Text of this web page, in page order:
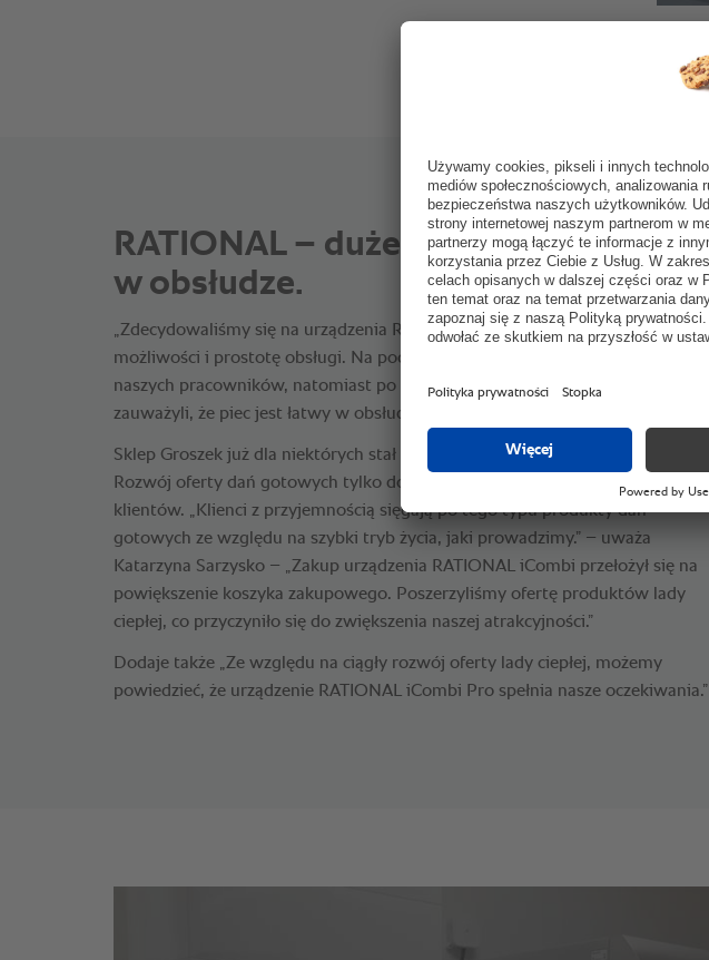
RATIONAL – duże możliwości i łatwy
w obsłudze.
„Zdecydowaliśmy się na urządzenia RATIONAL ze względu na ich duże
możliwości i prostotę obsługi. Na początku był pewnego rodzaju opór wśród
naszych pracowników, natomiast po bliższym poznaniu tego urządzenia
zauważyli, że piec jest łatwy w obsłudze.” - mówi Katarzyna Sarzysko.
Sklep Groszek już dla niektórych stał się ulubionym sklepem w okolicy.
Rozwój oferty dań gotowych tylko dodatkowo poszerzy grono lojalnych
klientów. „Klienci z przyjemnością sięgają po tego typu produkty dań
gotowych ze względu na szybki tryb życia, jaki prowadzimy.” – uważa
Katarzyna Sarzysko – „Zakup urządzenia RATIONAL iCombi przełożył się na
powiększenie koszyka zakupowego. Poszerzyliśmy ofertę produktów lady
ciepłej, co przyczyniło się do zwiększenia naszej atrakcyjności.”
Dodaje także „Ze względu na ciągły rozwój oferty lady ciepłej, możemy
powiedzieć, że urządzenie RATIONAL iCombi Pro spełnia nasze oczekiwania.”